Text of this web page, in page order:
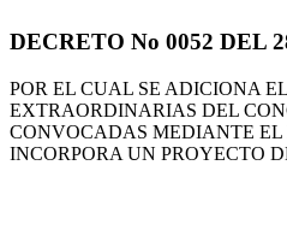
DECRETO No 0052 DEL
POR EL CUAL SE ADICIONA
EXTRAORDINARIAS DEL
CONVOCADAS MEDIANTE EL
INCORPORA UN PROYECTO